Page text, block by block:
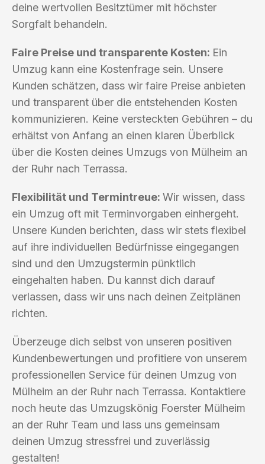
deine wertvollen Besitztümer mit höchster
Sorgfalt behandeln.
Faire Preise und transparente Kosten: Ein
Umzug kann eine Kostenfrage sein. Unsere
Kunden schätzen, dass wir faire Preise anbieten
und transparent über die entstehenden Kosten
kommunizieren. Keine versteckten Gebühren – du
erhältst von Anfang an einen klaren Überblick
über die Kosten deines Umzugs von Mülheim an
der Ruhr nach Terrassa.
Flexibilität und Termintreue: Wir wissen, dass
ein Umzug oft mit Terminvorgaben einhergeht.
Unsere Kunden berichten, dass wir stets flexibel
auf ihre individuellen Bedürfnisse eingegangen
sind und den Umzugstermin pünktlich
eingehalten haben. Du kannst dich darauf
verlassen, dass wir uns nach deinen Zeitplänen
richten.
Überzeuge dich selbst von unseren positiven
Kundenbewertungen und profitiere von unserem
professionellen Service für deinen Umzug von
Mülheim an der Ruhr nach Terrassa. Kontaktiere
noch heute das Umzugskönig Foerster Mülheim
an der Ruhr Team und lass uns gemeinsam
deinen Umzug stressfrei und zuverlässig
gestalten!